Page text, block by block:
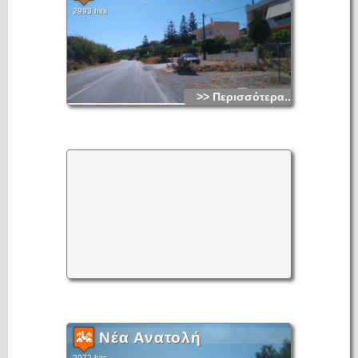
2993 hits
>> Περισσότερα...
Νέα Ανατολή